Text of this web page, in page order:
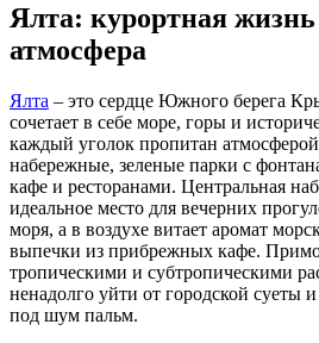
Ялта: курортная
атмосфера
Ялта – это сердце Южного берега
сочетает в себе море, горы и
каждый уголок пропитан
набережные, зеленые парки с
кафе и ресторанами. Центральная
идеальное место для вечерних
моря, а в воздухе витает аромат
выпечки из прибрежных кафе.
тропическими и субтропическими
ненадолго уйти от городской суеты
под шум пальм.